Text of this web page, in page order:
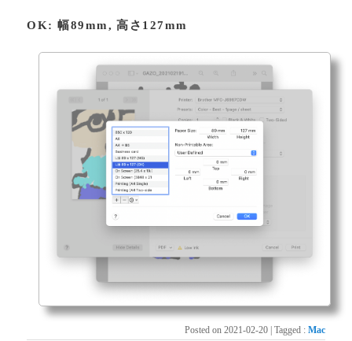
OK: 幅89mm, 高さ127mm
Posted on 2021-02-20 | Tagged : Mac